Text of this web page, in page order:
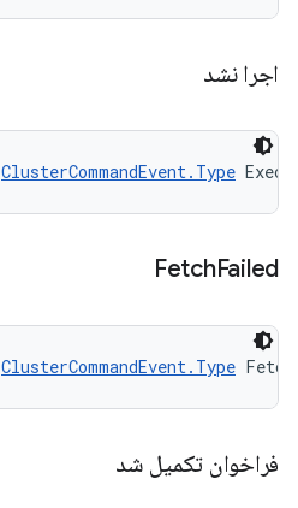
اجرا نشد
ClusterCommandEvent.Type
FetchFailed
ClusterCommandEvent.Type
فراخوان تکمیل شد